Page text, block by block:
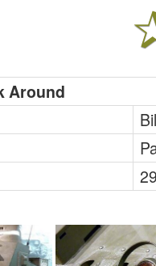
Around
29